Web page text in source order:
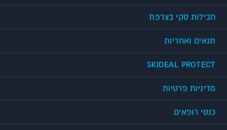
חבילות סקי בצרפת
תנאים ואחריות
SKIDEAL PROTECT
מדיניות פרטיות
כנסי רופאים